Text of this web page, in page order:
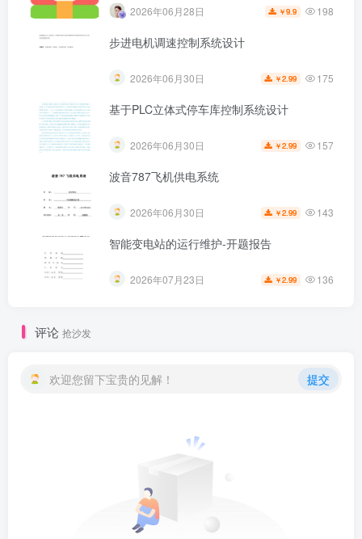
2026年06月28日 ￥9.9 198
步进电机调速控制系统设计
2026年06月30日 ￥2.99 175
基于PLC立体式停车库控制系统设计
2026年06月30日 ￥2.99 157
波音787飞机供电系统
2026年06月30日 ￥2.99 143
智能变电站的运行维护-开题报告
2026年07月23日 ￥2.99 136
评论 抢沙发
欢迎您留下宝贵的见解！ 提交